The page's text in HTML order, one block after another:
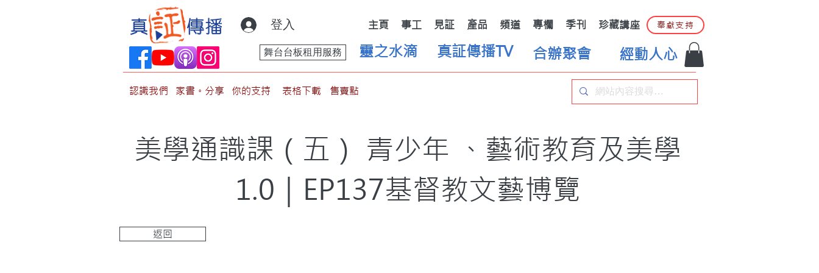
登入 主頁 事工 見証 產品 頻道 專欄 季刊 珍藏講座 奉獻支持
靈之水滴
舞台台板租用服務 真証傳播TV 合辦聚會 經動人心
認識我們 家書。分享 你的支持 表格下載 售賣點
美學通識課（五） 青少年 、藝術教育及美學
1.0｜EP137基督教文藝博覽
返回